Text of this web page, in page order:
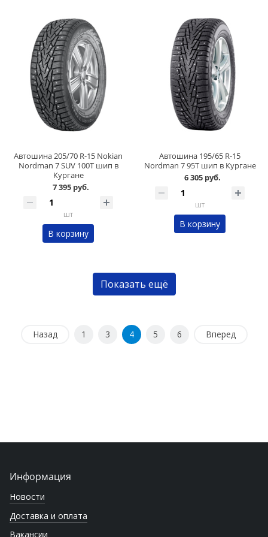
Автошина 205/70 R-15 Nokian
Nordman 7 SUV 100T шип в
Кургане
7 395 руб.
шт
В корзину
Автошина 195/65 R-15
Nordman 7 95T шип в Кургане
6 305 руб.
шт
В корзину
Показать ещё
Назад 1 3 4 5 6 Вперед
Информация
Новости
Доставка и оплата
Вакансии